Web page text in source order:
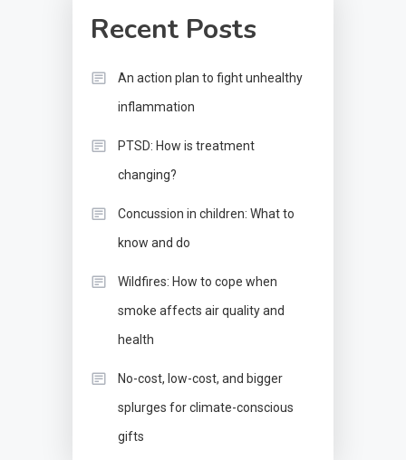
Recent Posts
An action plan to fight unhealthy
inflammation
PTSD: How is treatment
changing?
Concussion in children: What to
know and do
Wildfires: How to cope when
smoke affects air quality and
health
No-cost, low-cost, and bigger
splurges for climate-conscious
gifts